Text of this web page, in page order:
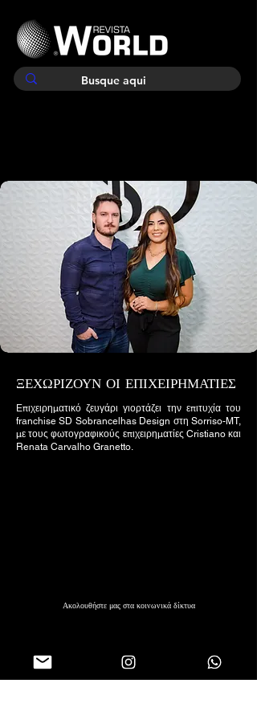
ΞΕΧΩΡΙΖΟΥΝ ΟΙ ΕΠΙΧΕΙΡΗΜΑΤΙΕΣ
Επιχειρηματικό ζευγάρι γιορτάζει την επιτυχία του
franchise SD Sobrancelhas Design στη Sorriso-MT,
με τους φωτογραφικούς επιχειρηματίες Cristiano και
Renata Carvalho Granetto.
Ακολουθήστε μας στα κοινωνικά δίκτυα